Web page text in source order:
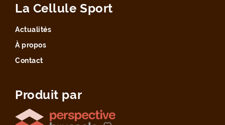
La Cellule Sport
Actualités
À propos
Contact
Produit par